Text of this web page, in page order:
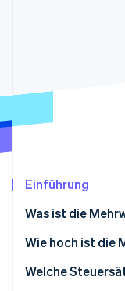
Identity
Einführung
Was ist die
Wie hoch ist die
Welche